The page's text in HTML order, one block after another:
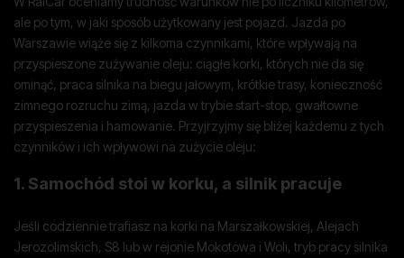
ale po tym, w jaki sposób użytkowany jest pojazd. Jazda po
Warszawie wiąże się z kilkoma czynnikami, które wpływają na
przyspieszone zużywanie oleju: ciągłe korki, których nie da się
ominąć, praca silnika na biegu jałowym, krótkie trasy, konieczność
zimnego rozruchu zimą, jazda w trybie start-stop, gwałtowne
przyspieszenia i hamowanie. Przyjrzyjmy się bliżej każdemu z tych
czynników i ich wpływowi na zużycie oleju:
1. Samochód stoi w korku, a silnik pracuje
Jeśli codziennie trafiasz na korki na Marszałkowskiej, Alejach
Jerozolimskich, S8 lub w rejonie Mokotowa i Woli, tryb pracy silnika